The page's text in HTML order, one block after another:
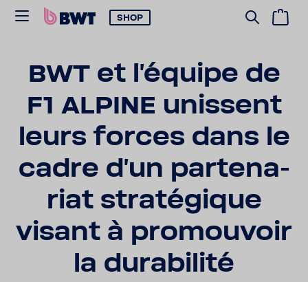
SHOP
BWT et l’équipe de
F1 ALPINE unissent
leurs forces dans le
cadre d'un parte­na­
riat stra­té­gique
visant à promou­voir
la dura­bi­lité